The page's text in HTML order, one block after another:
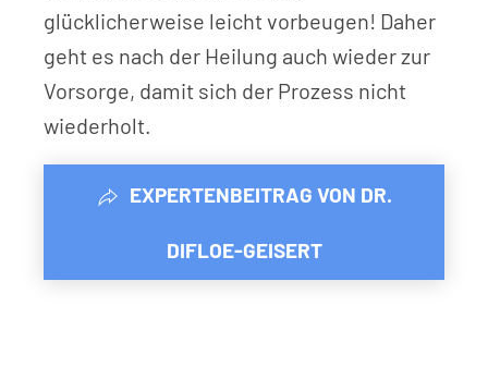
glücklicherweise leicht vorbeugen! Daher
geht es nach der Heilung auch wieder zur
Vorsorge, damit sich der Prozess nicht
wiederholt.
EXPERTENBEITRAG VON DR.
DIFLOE-GEISERT